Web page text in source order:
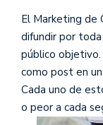
El Marketing de
difundir por
público
como post en
Cada uno de
o peor a cada